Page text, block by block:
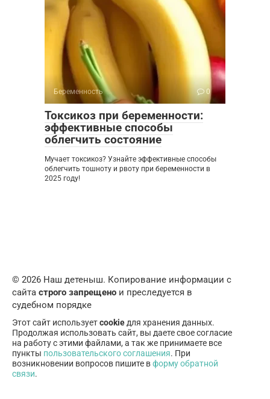
Беременность 0
Токсикоз при беременности:
эффективные способы
облегчить состояние
Мучает токсикоз? Узнайте эффективные способы
облегчить тошноту и рвоту при беременности в
2025 году!
© 2026 Наш детеныш. Копирование информации с
сайта строго запрещено и преследуется в
судебном порядке
Этот сайт используетcookieдля хранения данных.
Продолжая использовать сайт, вы даете свое согласие
на работу с этими файлами, а так же принимаете все
пункты пользовательского соглашения. При
возникновении вопросов пишите вформу обратной
связи.